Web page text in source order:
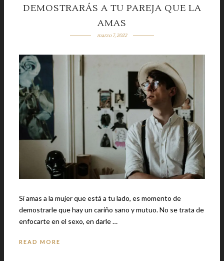
DEMOSTRARÁS A TU PAREJA QUE LA
AMAS
marzo 7, 2022
Si amas a la mujer que está a tu lado, es momento de
demostrarle que hay un cariño sano y mutuo. No se trata de
enfocarte en el sexo, en darle …
READ MORE